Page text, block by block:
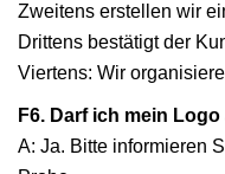
Zweitens erstellen wir
Drittens bestätigt der
Viertens: Wir
F6. Darf ich mein
A: Ja. Bitte informieren